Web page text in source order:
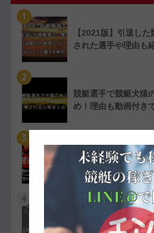
1
【2021版】引退し
された選手や理由も
2
競艇選手で競艇犬猿
め！理由も動画付き
3
【実費で検証】競艇
た！特徴や評判・口
4
競艇選手の嫌われ者
ら嫌われている人物